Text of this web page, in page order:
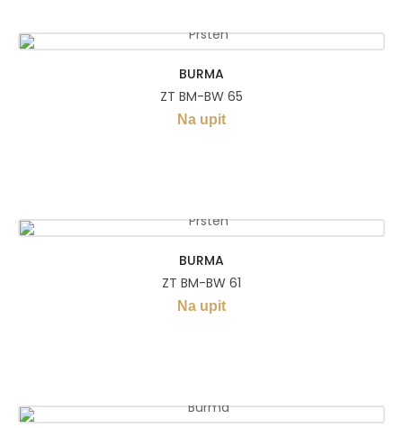
BURMA
ZT BM-BW 65
Na upit
BURMA
ZT BM-BW 61
Na upit